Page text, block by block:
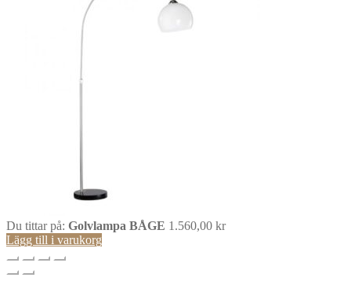
Du tittar på: Golvlampa BÅGE 1.560,00 kr
Lägg till i varukorg